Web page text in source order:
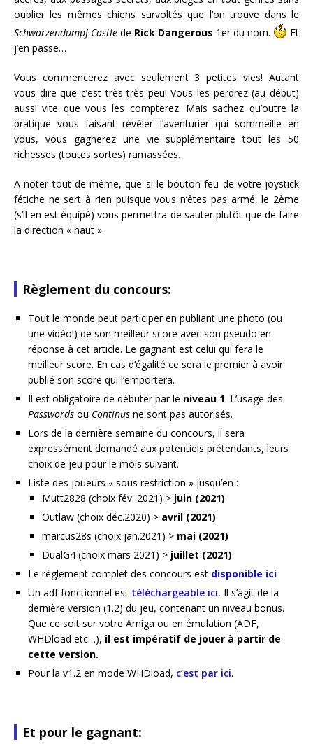
oublier les mêmes chiens survoltés que l’on trouve dans le
Schwarzendumpf Castle de Rick Dangerous 1er du nom.
Et
j’en passe…
Vous commencerez avec seulement 3 petites vies! Autant
vous dire que c’est très très peu! Vous les perdrez (au début)
aussi vite que vous les compterez. Mais sachez qu’outre la
pratique vous faisant révéler l’aventurier qui sommeille en
vous, vous gagnerez une vie supplémentaire tout les 50
richesses (toutes sortes) ramassées.
A noter tout de même, que si le bouton feu de votre joystick
fétiche ne sert à rien puisque vous n’êtes pas armé, le 2ème
(s’il en est équipé) vous permettra de sauter plutôt que de faire
la direction « haut ».
Règlement du concours:
Tout le monde peut participer en publiant une photo (ou
une vidéo!) de son meilleur score avec son pseudo en
réponse à cet article. Le gagnant est celui qui fera le
meilleur score. En cas d’égalité ce sera le premier à avoir
publié son score qui l’emportera.
Il est obligatoire de débuter par le niveau 1. L’usage des
Passwords ou Continus ne sont pas autorisés.
Lors de la dernière semaine du concours, il sera
expressément demandé aux potentiels prétendants, leurs
choix de jeu pour le mois suivant.
Liste des joueurs « sous restriction » jusqu’en :
Mutt2828 (choix fév. 2021) > juin (2021)
Outlaw (choix déc.2020) > avril (2021)
marcus28s (choix jan.2021) > mai (2021)
DualG4 (choix mars 2021) > juillet (2021)
Le règlement complet des concours est disponible ici
Un adf fonctionnel est téléchargeable ici. Il s’agit de la
dernière version (1.2) du jeu, contenant un niveau bonus.
Que ce soit sur votre Amiga ou en émulation (ADF,
WHDload etc…), il est impératif de jouer à partir de
cette version.
Pour la v1.2 en mode WHDload, c’est par ici.
Et pour le gagnant: